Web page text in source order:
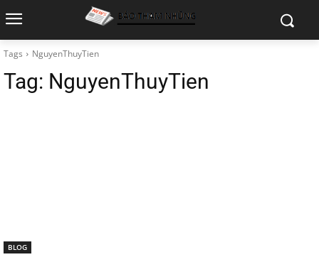
Tags NguyenThuyTien
Tag: NguyenThuyTien
BLOG